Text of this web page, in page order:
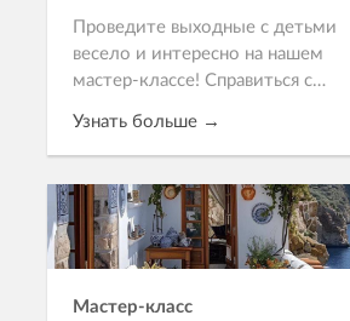
Проведите выходные с детьми
весело и интересно на нашем
мастер-классе! Справиться с
юным участникам помогут не
только наши профессиональные
повара, но и родители, ведь
стоимос...
Узнать больше →
Записаться
Мастер-класс